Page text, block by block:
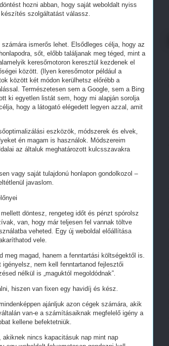
hozni abban, hogy saját weboldalt nyiss
szolgáltatást válassz.
ismerős lehet. Elsődleges célja, hogy az
sőt, előbb találjanak meg téged, mint a
keresőmotoron keresztül kezdenek el
között. (Ilyen keresőmotor például a
között két módon kerülhetsz előrébb a
Természetesen sem a Google, sem a Bing
ki egyetlen listát sem, hogy mi alapján sorolja
hogy a látogató elégedett legyen azzal, amit
eszközök, módszerek és elvek,
én magam is használok. Módszereim
az általuk meghatározott kulcsszavakra
vagy saját tulajdonú honlapon gondolkozol –
javaslom.
döntesz, rengeteg időt és pénzt spórolsz
van, hogy már teljesen fel vannak töltve
veheted. Egy új weboldal előállítása
vele.
meg magad, hanem a fenntartási költségektől is.
nem kell fenntartanod fejlesztői
nélkül is „maguktól megoldódnak”.
hiszen van fixen egy havidíj és kész.
ajánljuk azon cégek számára, akik
van-e a számításaiknak megfelelő igény a
kellene befektetniük.
nincs kapacitásuk nap mint nap